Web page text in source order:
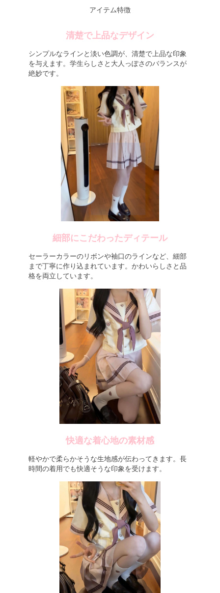
アイテム特徴
清楚で上品なデザイン
シンプルなラインと淡い色調が、清楚で上品な印象
を与えます。学生らしさと大人っぽさのバランスが
絶妙です。
細部にこだわったディテール
セーラーカラーのリボンや袖口のラインなど、細部
まで丁寧に作り込まれています。かわいらしさと品
格を両立しています。
快適な着心地の素材感
軽やかで柔らかそうな生地感が伝わってきます。長
時間の着用でも快適そうな印象を受けます。